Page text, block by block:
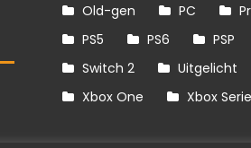
Old-gen
PC
PS5
PS6 PSP
Switch 2
Uitgelicht
Xbox One
Xbox